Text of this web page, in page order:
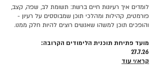
לומדים איך רעיונות חיים ברשת: תשומת לב, שפה, קצב,
פורמטים, קהילות ומהלכי תוכן שמבוססים על רעיון -
והופכים תוכן למשהו שאנשים רוצים להיות חלק ממנו.
מועד פתיחת תוכנית הלימודים הקרובה:
27.7.26
קרא/י עוד